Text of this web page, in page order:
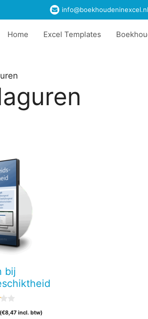
info@boekhoudeninexcel.nl
Home Excel Templates
bij
€8,47incl. btw)